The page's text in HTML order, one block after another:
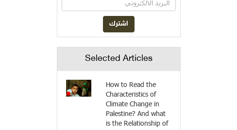
Selected Articles
How to Read the
Characteristics of
Climate Change in
Palestine? And what
is the Relationship of